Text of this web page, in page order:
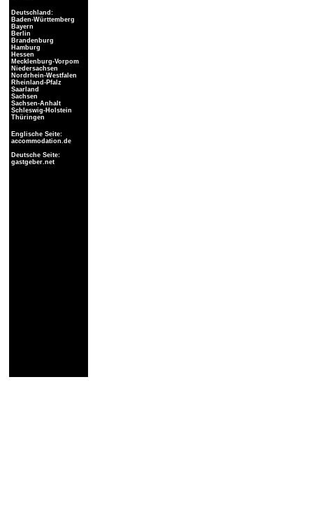
Deutschland:
Baden-Württemberg
Bayern
Berlin
Brandenburg
Hamburg
Hessen
Mecklenburg-Vorpom
Niedersachsen
Nordrhein-Westfalen
Rheinland-Pfalz
Saarland
Sachsen
Sachsen-Anhalt
Schleswig-Holstein
Thüringen
Englische Seite:
accommodation.de
Deutsche Seite:
gastgeber.net